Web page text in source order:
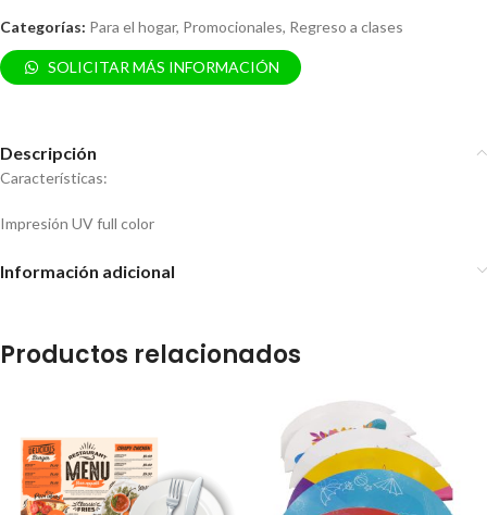
Categorías: Para el hogar, Promocionales, Regreso a clases
SOLICITAR MÁS INFORMACIÓN
Descripción
Características:
Impresión UV full color
Información adicional
Productos relacionados